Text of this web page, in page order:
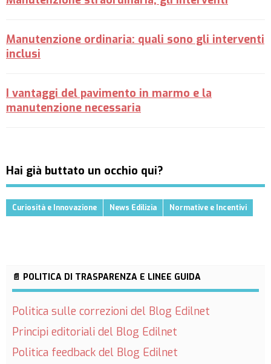
Manutenzione ordinaria: quali sono gli interventi
inclusi
I vantaggi del pavimento in marmo e la
manutenzione necessaria
Hai già buttato un occhio qui?
Curiosità e Innovazione News Edilizia Normative e Incentivi
📄 POLITICA DI TRASPARENZA E LINEE GUIDA
Politica sulle correzioni del Blog Edilnet
Principi editoriali del Blog Edilnet
Politica feedback del Blog Edilnet